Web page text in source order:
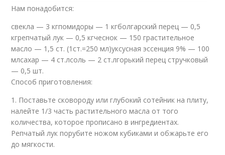
Нам понадобится:
свекла — 3 кгпомидоры — 1 кгболгарский перец — 0,5
кгрепчатый лук — 0,5 кгчеснок — 150 грастительное
масло — 1,5 ст. (1ст.=250 мл)уксусная эссенция 9% — 100
млсахар — 4 ст.лсоль — 2 ст.лгорький перец стручковый
— 0,5 шт.
Способ приготовления:
1. Поставьте сковороду или глубокий сотейник на плиту,
налейте 1/3 часть растительного масла от того
количества, которое прописано в ингредиентах.
Репчатый лук порубите ножом кубиками и обжарьте его
до мягкости.